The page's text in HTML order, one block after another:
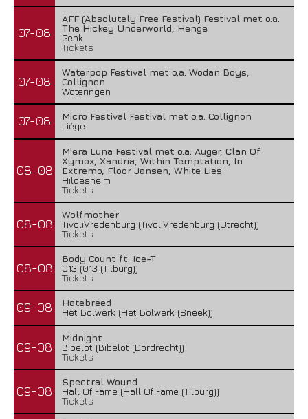
07-08
AFF (Absolutely Free Festival) Festival met o.a.
The Hickey Underworld, Henge
Genk
Tickets
07-08
Waterpop Festival met o.a. Wodan Boys,
Collignon
Wateringen
07-08
Micro Festival Festival met o.a. Collignon
Liège
08-08
M'era Luna Festival met o.a. Auger, Clan Of
Xymox, Xandria, Within Temptation, In
Extremo, Floor Jansen, White Lies
Hildesheim
Tickets
08-08
Wolfmother
TivoliVredenburg (TivoliVredenburg (Utrecht))
Tickets
08-08
Body Count ft. Ice-T
013 (013 (Tilburg))
Tickets
09-08
Hatebreed
Het Bolwerk (Het Bolwerk (Sneek))
09-08
Midnight
Bibelot (Bibelot (Dordrecht))
Tickets
09-08
Spectral Wound
Hall Of Fame (Hall Of Fame (Tilburg))
Tickets